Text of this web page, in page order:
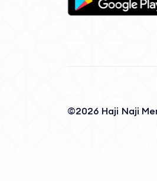
©2026 Haji Naji